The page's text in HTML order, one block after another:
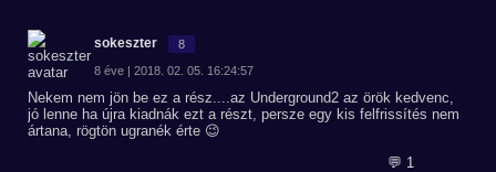
sokeszter 8
8 éve | 2018. 02. 05. 16:24:57
Nekem nem jön be ez a rész....az Underground2 az örök kedvenc,
jó lenne ha újra kiadnák ezt a részt, persze egy kis felfrissítés nem
ártana, rögtön ugranék érte 😉
💬 1